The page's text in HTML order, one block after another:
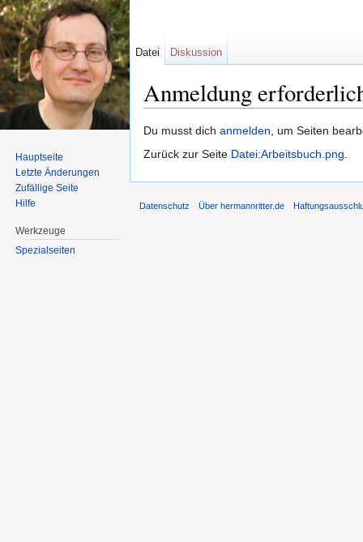
Anmeldung
Du musst dich anmelden, um Seiten
Zurück zur Seite Datei:Arbeitsbuch.png.
Datei Diskussion
Hauptseite
Letzte Änderungen
Zufällige Seite
Hilfe
Werkzeuge
Spezialseiten
Datenschutz Über hermannritter.de